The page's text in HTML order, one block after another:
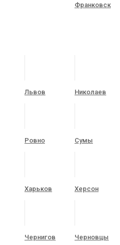
Франковск
Львов Николаев
Ровно Сумы
Харьков Херсон
Чернигов Черновцы